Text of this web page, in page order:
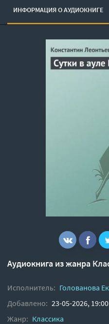
ИНФОРМАЦИЯ О АУДИОКНИГЕ
Аудиокнига из жанра
Исполнитель: Голованова
Добавлено: 23-05-2026, 19:00
Жанр: Классика